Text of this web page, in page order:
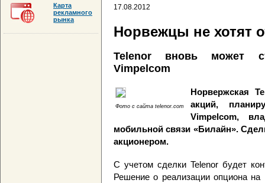
17.08.2012
Норвежцы не хотят
Telenor вновь может
Vimpelcom
Фото с сайта telenor.com
Норвержская
акций,
Vimpelcom,
мобильной связи «Билайн».
акционером.
С учетом сделки Telenor будет
Решение о реализации опциона
Карта
рекламного
рынка